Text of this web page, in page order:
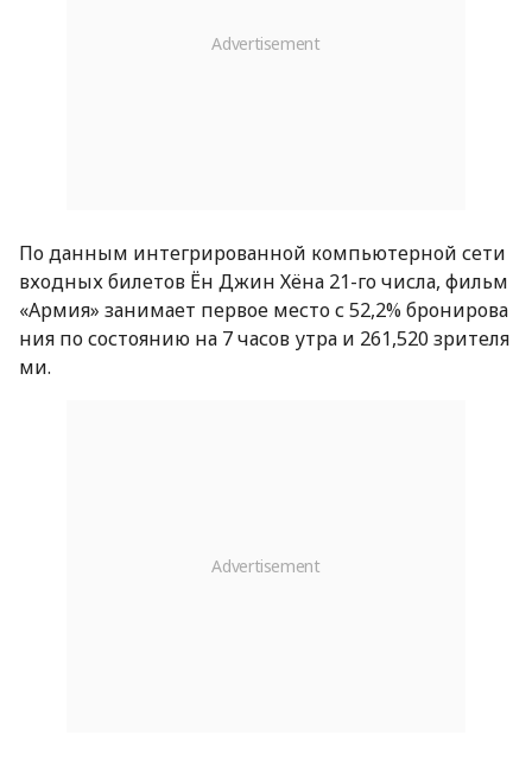
По данным интегрированной компьютерной сети
входных билетов Ён Джин Хёна 21-го числа, фильм
«Армия» занимает первое место с 52,2% бронирова
ния по состоянию на 7 часов утра и 261,520 зрителя
ми.